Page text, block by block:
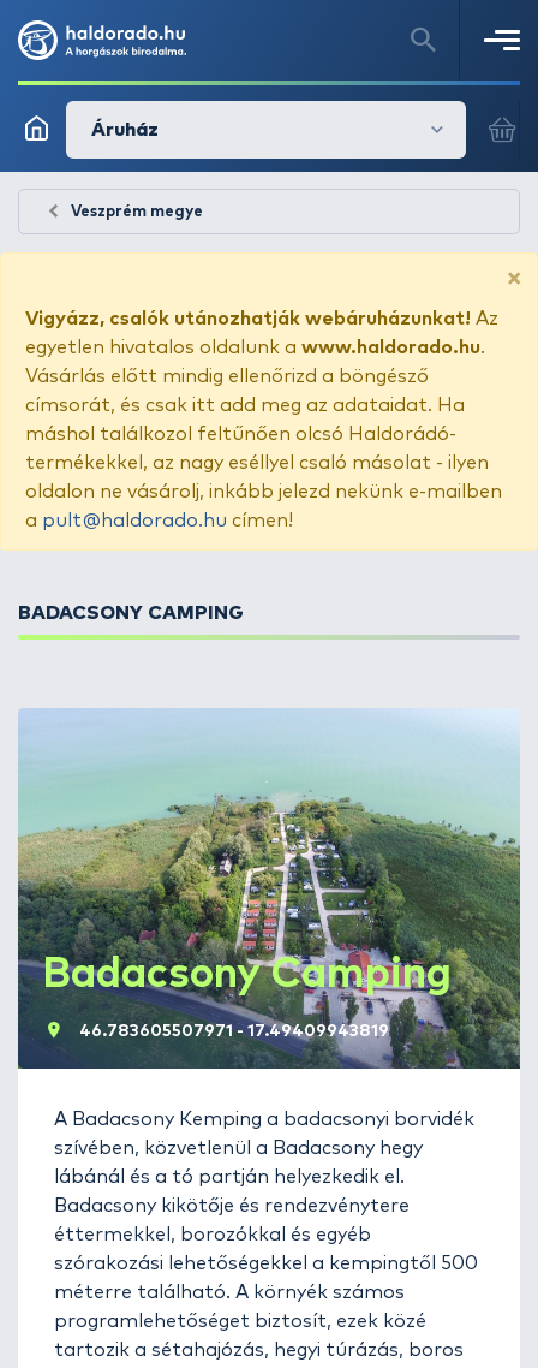
Áruház
Veszprém megye
×
Vigyázz, csalók utánozhatják webáruházunkat! Az
egyetlen hivatalos oldalunk a www.haldorado.hu.
Vásárlás előtt mindig ellenőrizd a böngésző
címsorát, és csak itt add meg az adataidat. Ha
máshol találkozol feltűnően olcsó Haldorádó-
termékekkel, az nagy eséllyel csaló másolat - ilyen
oldalon ne vásárolj, inkább jelezd nekünk e-mailben
a pult@haldorado.hu címen!
BADACSONY CAMPING
Badacsony Camping
46.783605507971 - 17.49409943819
A Badacsony Kemping a badacsonyi borvidék
szívében, közvetlenül a Badacsony hegy
lábánál és a tó partján helyezkedik el.
Badacsony kikötője és rendezvénytere
éttermekkel, borozókkal és egyéb
szórakozási lehetőségekkel a kempingtől 500
méterre található. A környék számos
programlehetőséget biztosít, ezek közé
tartozik a sétahajózás, hegyi túrázás, boros